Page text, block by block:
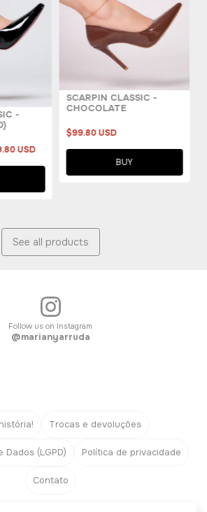
-
USD
SCARPIN CLASSIC -
CHOCOLATE
$99.80 USD
BUY
See all products
Follow us on Instagram
@marianyarruda
Trocas e devoluções
Dados (LGPD) Política de privacidade
Contato